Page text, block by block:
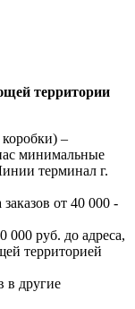
территории
–
минимальные
терминал г.
от 40 000 -
000 руб. до адреса,
территорией
в другие